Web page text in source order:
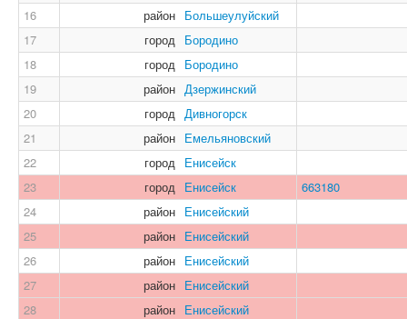
16
район Большеулуйский
17
город Бородино
18
город Бородино
19
район Дзержинский
20
город Дивногорск
21
район Емельяновский
22
город Енисейск
23
город Енисейск
663180
24
район Енисейский
25
район Енисейский
26
район Енисейский
27
район Енисейский
28
район Енисейский